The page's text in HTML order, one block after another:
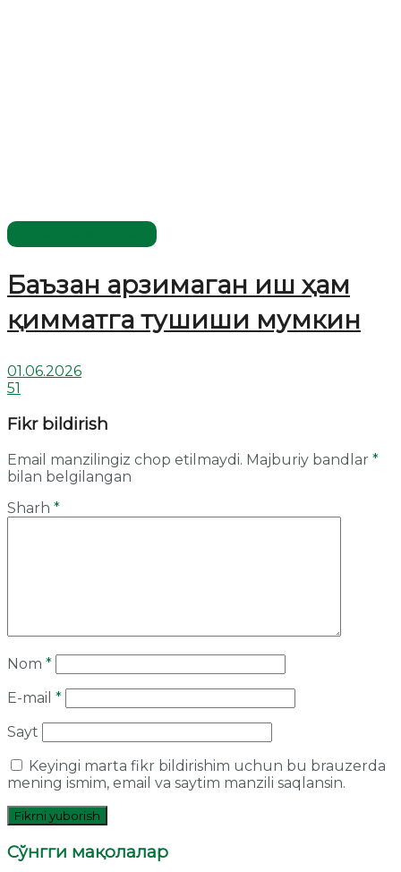
Баъзан арзимаган иш ҳам
қимматга тушиши мумкин
01.06.2026
51
Fikr bildirish
Email manzilingiz chop etilmaydi. Majburiy bandlar *
bilan belgilangan
Sharh *
Nom *
E-mail *
Sayt
Keyingi marta fikr bildirishim uchun bu brauzerda
mening ismim, email va saytim manzili saqlansin.
Сўнгги мақолалар